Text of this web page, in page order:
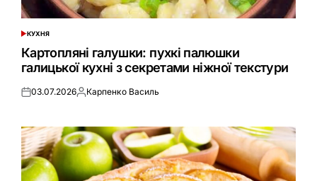
ОПУБЛІКУВАТИ
У
КУХНЯ
Картопляні галушки: пухкі палюшки
галицької кухні з секретами ніжної текстури
Оприлюднено
03.07.2026Опубліковано
Карпенко Василь